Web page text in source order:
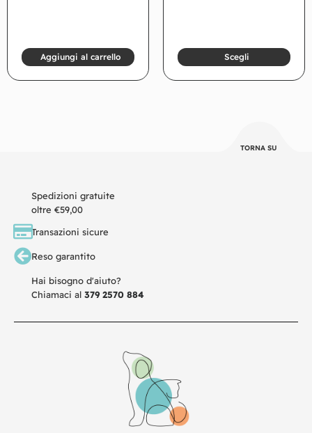
Aggiungi al carrello Scegli
TORNA SU
Spedizioni gratuite
oltre €59,00
Transazioni sicure
Reso garantito
Hai bisogno d'aiuto?
Chiamaci al 379 2570 884